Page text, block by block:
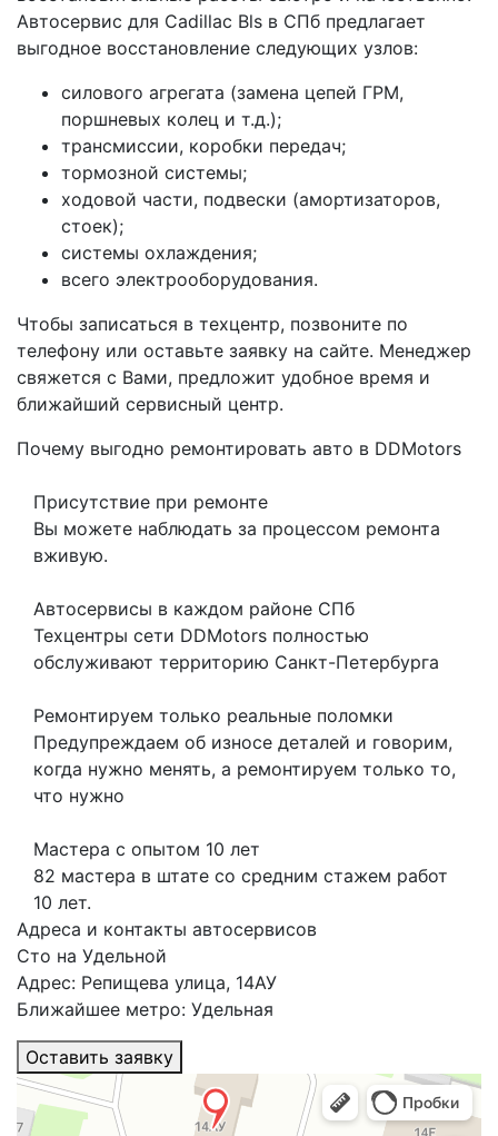
Автосервис для Cadillac Bls в СПб предлагает
выгодное восстановление следующих узлов:
силового агрегата (замена цепей ГРМ,
поршневых колец и т.д.);
трансмиссии, коробки передач;
тормозной системы;
ходовой части, подвески (амортизаторов,
стоек);
системы охлаждения;
всего электрооборудования.
Чтобы записаться в техцентр, позвоните по
телефону или оставьте заявку на сайте. Менеджер
свяжется с Вами, предложит удобное время и
ближайший сервисный центр.
Почему выгодно ремонтировать авто в DDMotors
Присутствие при ремонте
Вы можете наблюдать за процессом ремонта
вживую.
Автосервисы в каждом районе СПб
Техцентры сети DDMotors полностью
обслуживают территорию Санкт-Петербурга
Ремонтируем только реальные поломки
Предупреждаем об износе деталей и говорим,
когда нужно менять, а ремонтируем только то,
что нужно
Мастера с опытом 10 лет
82 мастера в штате со средним стажем работ
10 лет.
Адреса и контакты автосервисов
Сто на Удельной
Адрес: Репищева улица, 14АУ
Ближайшее метро: Удельная
Оставить заявку